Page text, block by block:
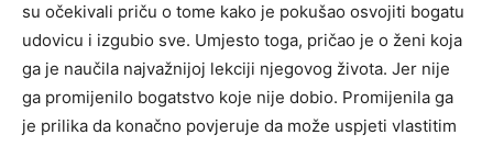
su očekivali priču o tome kako je pokušao osvojiti bogatu
udovicu i izgubio sve. Umjesto toga, pričao je o ženi koja
ga je naučila najvažnijoj lekciji njegovog života. Jer nije
ga promijenilo bogatstvo koje nije dobio. Promijenila ga
je prilika da konačno povjeruje da može uspjeti vlastitim